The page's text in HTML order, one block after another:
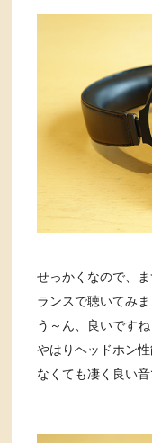
せっかくなので、
ランスで聴いてみま
う～ん、良いです
やはりヘッドホン
なくても凄く良い